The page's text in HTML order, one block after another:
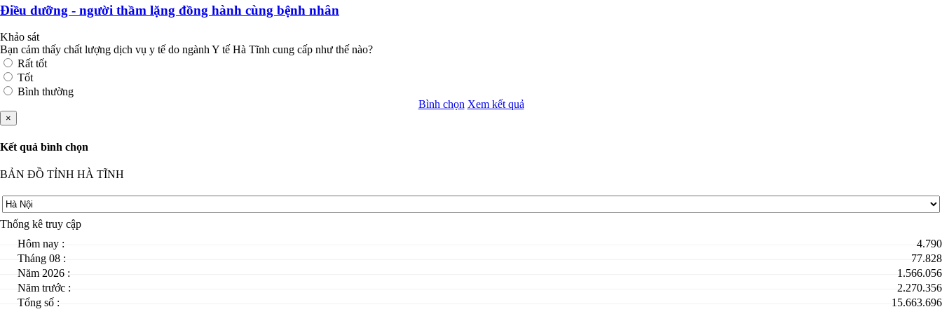
Điều dưỡng - người thầm lặng đồng hành cùng bệnh nhân
Khảo sát
Bạn cảm thấy chất lượng dịch vụ y tế do ngành Y tế Hà Tĩnh cung cấp như thế nào?
Rất tốt
Tốt
Bình thường
Bình chọn Xem kết quả
×
Kết quả bình chọn
BẢN ĐỒ TỈNH HÀ TĨNH
Thống kê truy cập
Hôm nay :
4.790
Tháng 08 :
77.828
Năm 2026 :
1.566.056
Năm trước :
2.270.356
Tổng số :
15.663.696